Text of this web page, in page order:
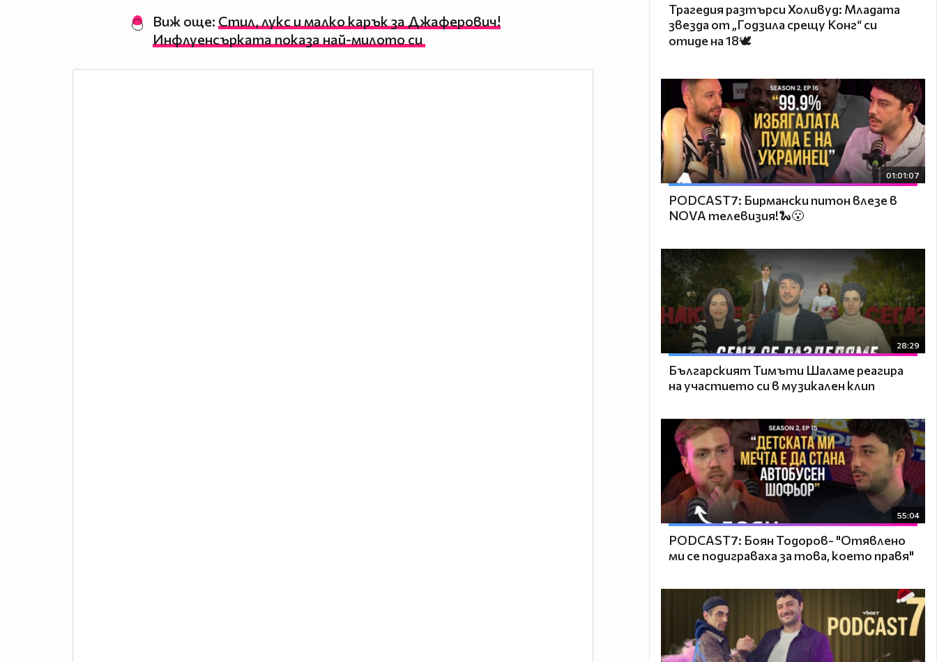
Виж още: Стил, лукс и малко карък за Джаферович!
Инфлуенсърката показа най-милото си
Трагедия разтърси Холивуд: Младата
звезда от „Годзила срещу Конг“ си
отиде на 18🕊️
01:01:07
PODCAST7: Бирмански питон влезе в
NOVA телевизия!🐍😮
28:29
Българският Тимъти Шаламе реагира
на участието си в музикален клип
55:04
PODCAST7: ‪Боян Тодоров- "Отявлено
ми се подиграваха за това, което правя"